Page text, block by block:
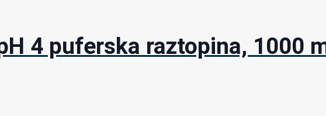
4 puferska raztopina, 1000